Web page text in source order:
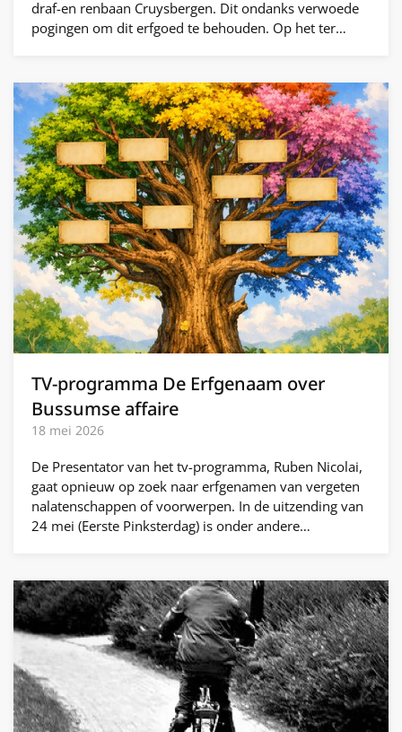
draf-en renbaan Cruysbergen. Dit ondanks verwoede
pogingen om dit erfgoed te behouden. Op het ter…
TV-programma De Erfgenaam over
Bussumse affaire
18 mei 2026
De Presentator van het tv-programma, Ruben Nicolai,
gaat opnieuw op zoek naar erfgenamen van vergeten
nalatenschappen of voorwerpen. In de uitzending van
24 mei (Eerste Pinksterdag) is onder andere…